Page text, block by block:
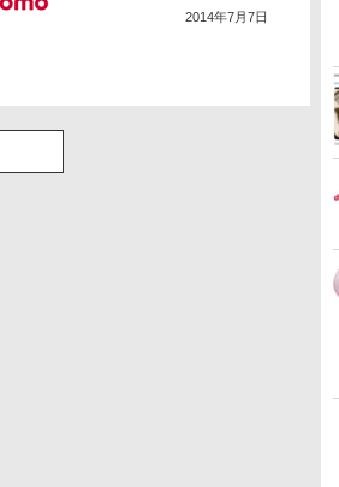
2014年7月7日